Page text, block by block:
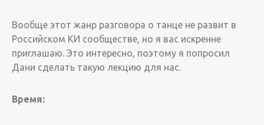
Вообще этот жанр разговора о танце не развит в
Российском КИ сообществе, но я вас искренне
приглашаю. Это интересно, поэтому я попросил
Дани сделать такую лекцию для нас.
Время: